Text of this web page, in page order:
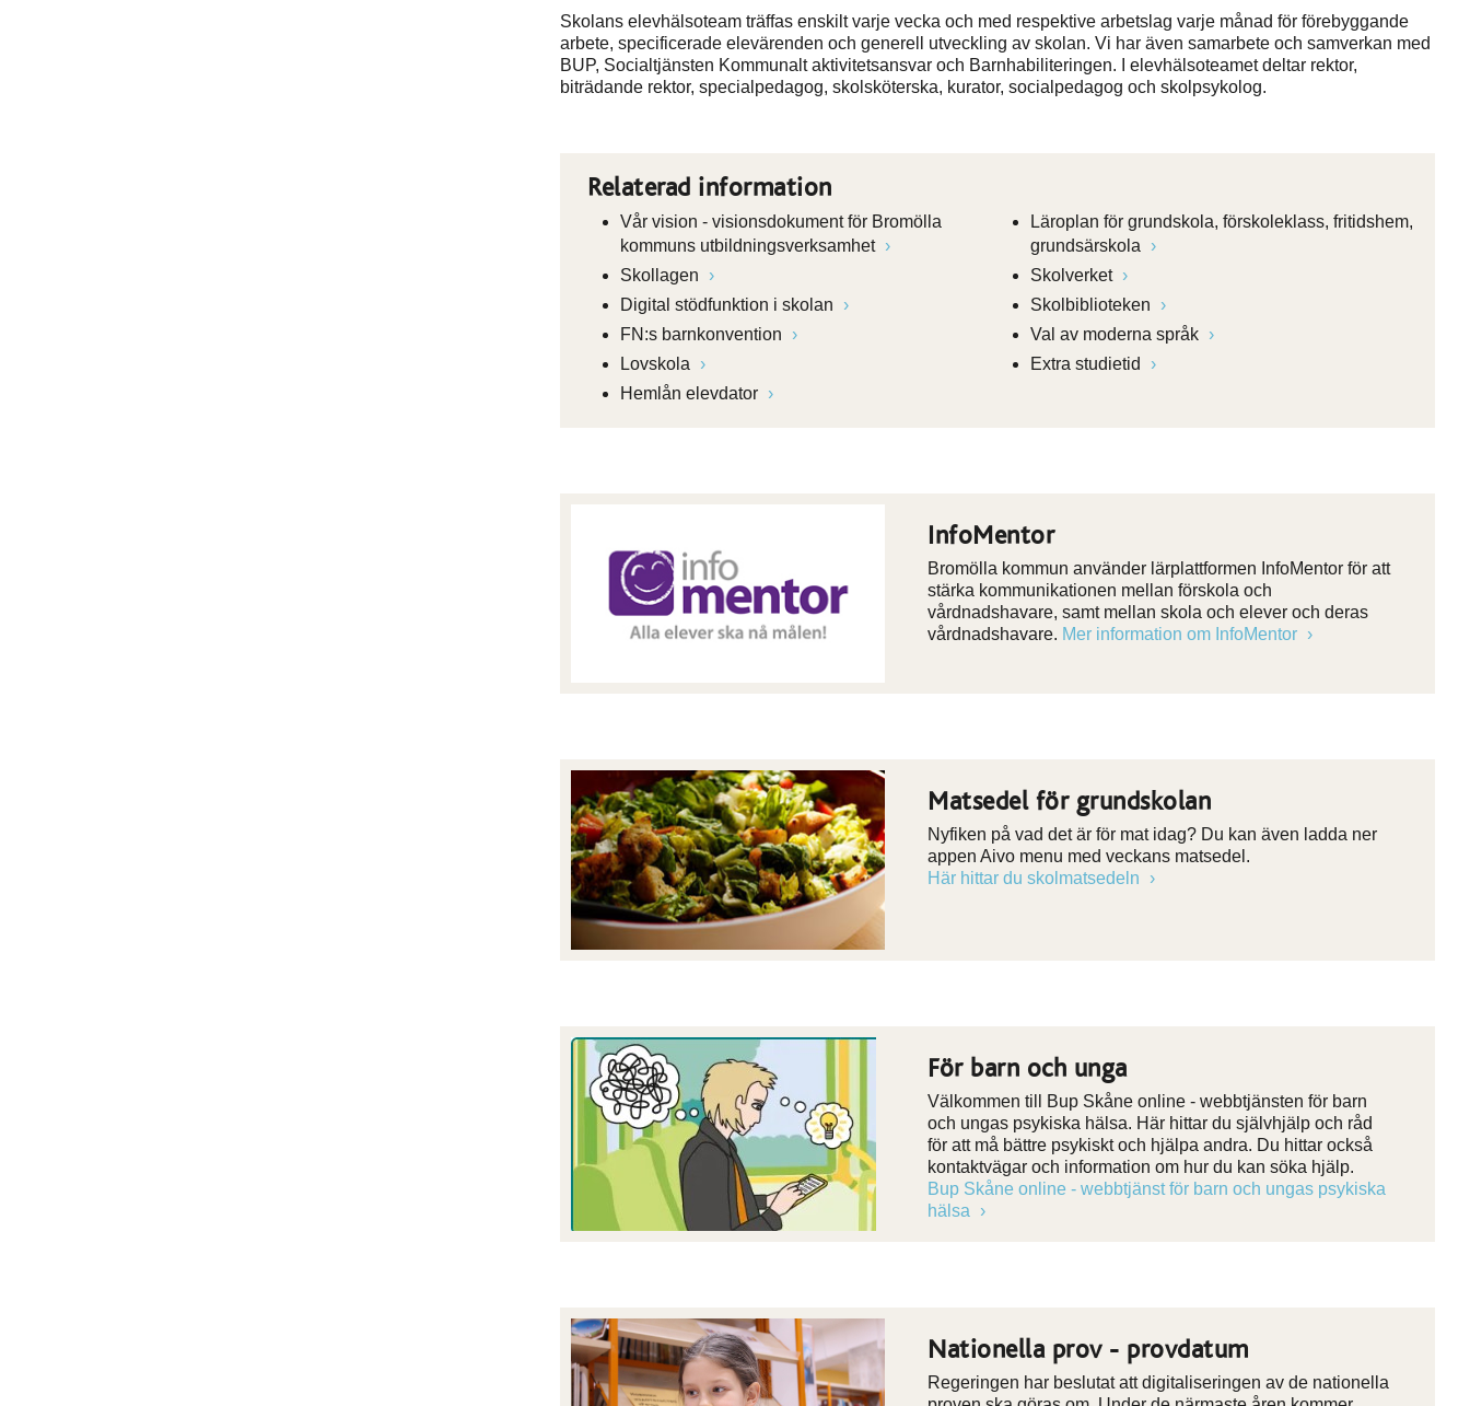
Skolans elevhälsoteam träffas enskilt varje vecka och med respektive arbetslag varje månad för förebyggande
arbete, specificerade elevärenden och generell utveckling av skolan. Vi har även samarbete och samverkan med
BUP, Socialtjänsten Kommunalt aktivitetsansvar och Barnhabiliteringen. I elevhälsoteamet deltar rektor,
biträdande rektor, specialpedagog, skolsköterska, kurator, socialpedagog och skolpsykolog.
Relaterad information
Vår vision - visionsdokument för Bromölla
kommuns utbildningsverksamhet
Läroplan för grundskola, förskoleklass, fritidshem,
grundsärskola
Skollagen
Skolverket
Digital stödfunktion i skolan
Skolbiblioteken
FN:s barnkonvention
Val av moderna språk
Lovskola
Extra studietid
Hemlån elevdator
InfoMentor
Bromölla kommun använder lärplattformen InfoMentor för att
stärka kommunikationen mellan förskola och
vårdnadshavare, samt mellan skola och elever och deras
vårdnadshavare. Mer information om InfoMentor
Matsedel för grundskolan
Nyfiken på vad det är för mat idag? Du kan även ladda ner
appen Aivo menu med veckans matsedel.
Här hittar du skolmatsedeln
För barn och unga
Välkommen till Bup Skåne online - webbtjänsten för barn
och ungas psykiska hälsa. Här hittar du självhjälp och råd
för att må bättre psykiskt och hjälpa andra. Du hittar också
kontaktvägar och information om hur du kan söka hjälp.
Bup Skåne online - webbtjänst för barn och ungas psykiska
hälsa
Nationella prov - provdatum
Regeringen har beslutat att digitaliseringen av de nationella